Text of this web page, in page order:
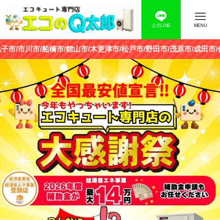
公式LINE MENU
館山市/木更津市/松戸市/野田市/茂原市/成田市/佐倉市/東金市/